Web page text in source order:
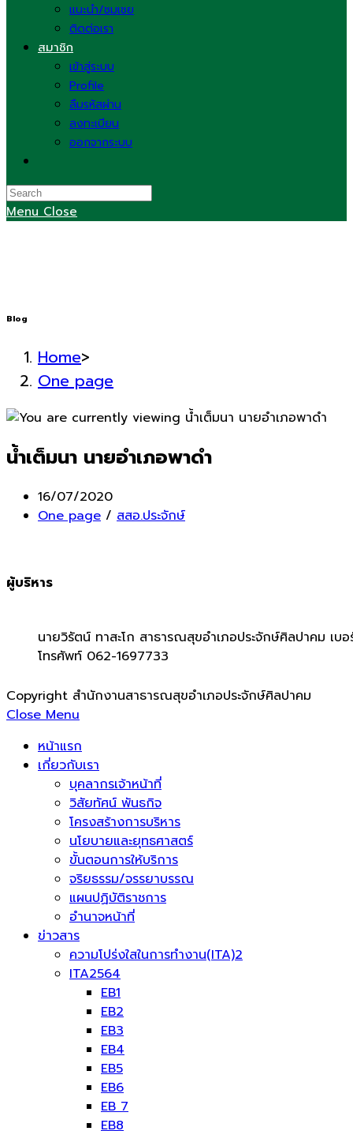
แนะนำ/ชมเชย
ติดต่อเรา
สมาชิก
เข้าสู่ระบบ
Profile
ลืมรหัสผ่าน
ลงทะเบียน
ออกจากระบบ
search
Menu Close
Blog
Home>
One page
น้ำเต็มนา นายอำเภอพาดำ
Post
published:
16/07/2020
Post
One page / สสอ.ประจักษ์
ผู้บริหาร
นายวิรัตน์ ทาสะโก สาธารณสุขอำเภอประจักษ์ศิลปาคม เบอ
โทรศัพท์ 062-1697733
Copyright สำนักงานสาธารณสุขอำเภอประจักษ์ศิลปาคม
Close Menu
หน้าแรก
เกี่ยวกับเรา
บุคลากรเจ้าหน้าที่
วิสัยทัศน์ พันธกิจ
โครงสร้างการบริหาร
นโยบายและยุทธศาสตร์
ขั้นตอนการให้บริการ
จริยธรรม/จรรยาบรรณ
แผนปฏิบัติราชการ
อำนาจหน้าที่
ข่าวสาร
ความโปร่งใสในการทำงาน(ITA)2
ITA2564
EB1
EB2
EB3
EB4
EB5
EB6
EB 7
EB8